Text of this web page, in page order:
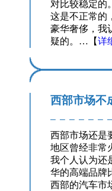
对比较稳定的
这是不正常的
豪华奢侈，我
疑的。…【详
西部市场不
西部市场还是
地区曾经非常
我个人认为还
华的高端品牌
西部的汽车市